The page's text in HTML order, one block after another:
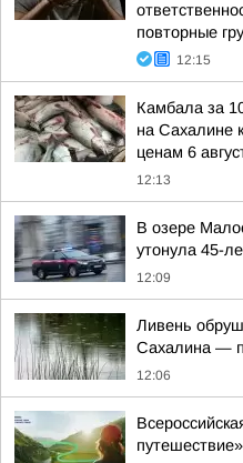
повторные
12:15
Камбала за
на Сахалине
ценам 6
12:13
В озере
утонула 45-
12:09
Ливень
Сахалина —
12:06